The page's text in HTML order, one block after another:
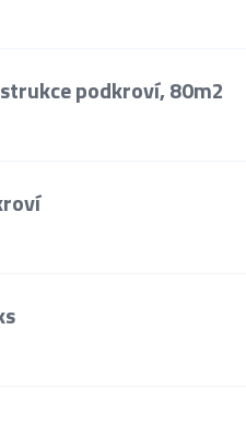
podkroví, 80m2